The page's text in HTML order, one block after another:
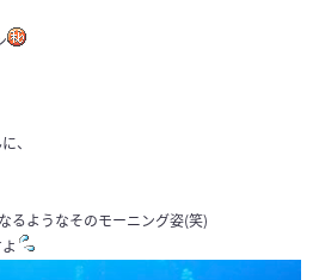
、
るようなそのモーニング姿(笑)